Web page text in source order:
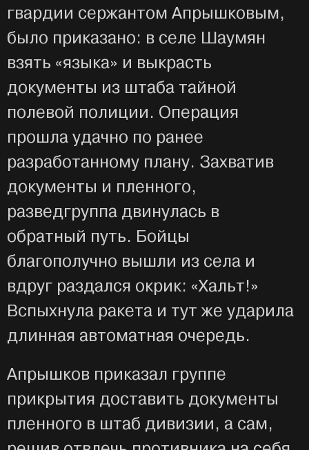
гвардии сержантом Апрышковым,
было приказано: в селе Шаумян
взять «языка» и выкрасть
документы из штаба тайной
полевой полиции. Операция
прошла удачно по ранее
разработанному плану. Захватив
документы и пленного,
разведгруппа двинулась в
обратный путь. Бойцы
благополучно вышли из села и
вдруг раздался окрик: «Хальт!»
Вспыхнула ракета и тут же ударила
длинная автоматная очередь.
Апрышков приказал группе
прикрытия доставить документы
пленного в штаб дивизии, а сам,